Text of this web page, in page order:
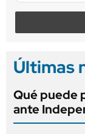
Últimas
Qué puede
ante